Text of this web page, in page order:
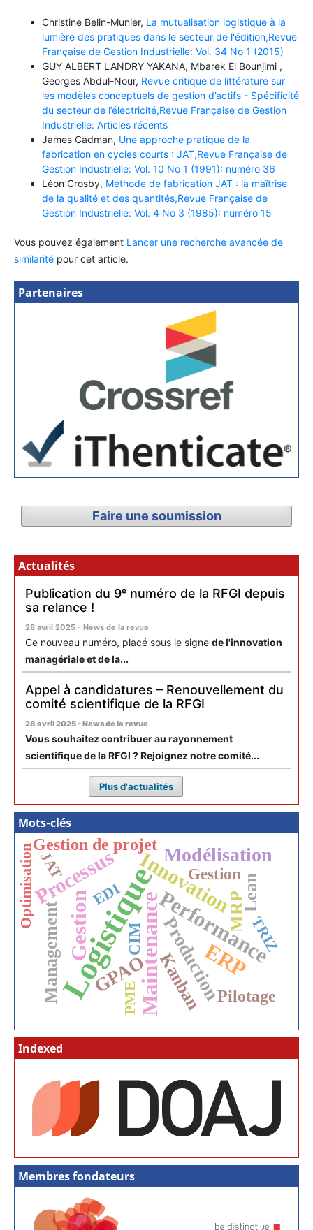
Christine Belin-Munier, La mutualisation logistique à la
lumière des pratiques dans le secteur de l'édition,Revue
Française de Gestion Industrielle: Vol. 34 No 1 (2015)
GUY ALBERT LANDRY YAKANA, Mbarek El Bounjimi ,
Georges Abdul-Nour, Revue critique de littérature sur
les modèles conceptuels de gestion d’actifs - Spécificité
du secteur de l’électricité,Revue Française de Gestion
Industrielle: Articles récents
James Cadman, Une approche pratique de la
fabrication en cycles courts : JAT,Revue Française de
Gestion Industrielle: Vol. 10 No 1 (1991): numéro 36
Léon Crosby, Méthode de fabrication JAT : la maîtrise
de la qualité et des quantités,Revue Française de
Gestion Industrielle: Vol. 4 No 3 (1985): numéro 15
Vous pouvez également Lancer une recherche avancée de
similaritépour cet article.
Partenaires
Faire une soumission
Actualités
Publication du 9ᵉ numéro de la RFGI depuis
sa relance !
28 avril 2025 - News de la revue
Ce nouveau numéro, placé sous le signe de l'innovation
managériale et de la...
Appel à candidatures – Renouvellement du
comité scientifique de la RFGI
28 avril 2025 - News de la revue
Vous souhaitez contribuer au rayonnement
scientifique de la RFGI ? Rejoignez notre comité...
Plus d'actualités
Mots-clés
Logistique
Maintenance
Gestion ERP
Performance
Processus Innovation
Modélisation
GPAO Production
Kanban
MRP
Management
Lean
Gestion de projet
Pilotage
CIM
Gestion
TRIZ
PME
EDI
JAT
Optimisation
Indexed
Membres fondateurs